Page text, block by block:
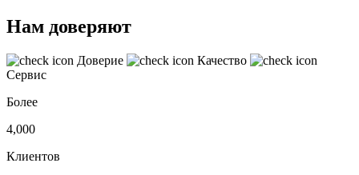
Нам доверяют
Доверие
Качество
Сервис
Более
4,000
Клиентов